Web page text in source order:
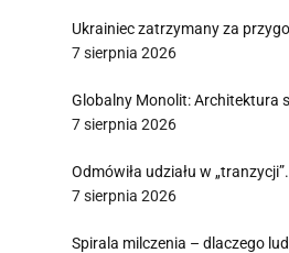
Ukrainiec zatrzymany za
7 sierpnia 2026
Globalny Monolit: Architektura
7 sierpnia 2026
Odmówiła udziału w
7 sierpnia 2026
Spirala milczenia – dlaczego